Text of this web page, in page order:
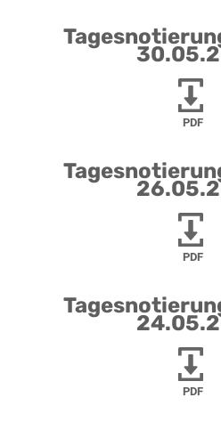
PDF
PDF
PDF